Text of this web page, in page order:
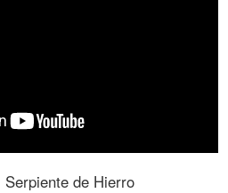
Serpiente de Hierro